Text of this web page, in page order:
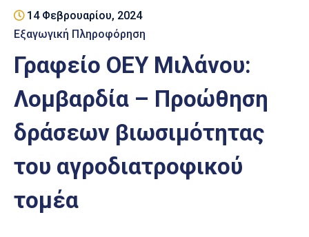
ΓΕΜΗ
Επιχειρηματική
Υποστήριξη
Έκθεση
Παραδοσιακών
Επαγγελμάτων
ΕΒΕΠ-
14 Φεβρουαρίου, 2024
Εξαγωγική Πληροφόρηση
Γραφείο ΟΕΥ Μιλάνου:
Λομβαρδία – Προώθηση
δράσεων βιωσιμότητας
του αγροδιατροφικού
τομέα